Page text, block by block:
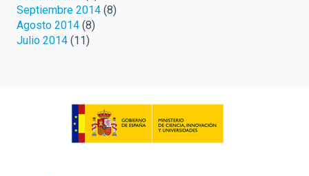
Septiembre 2014 (8)
Agosto 2014 (8)
Julio 2014 (11)